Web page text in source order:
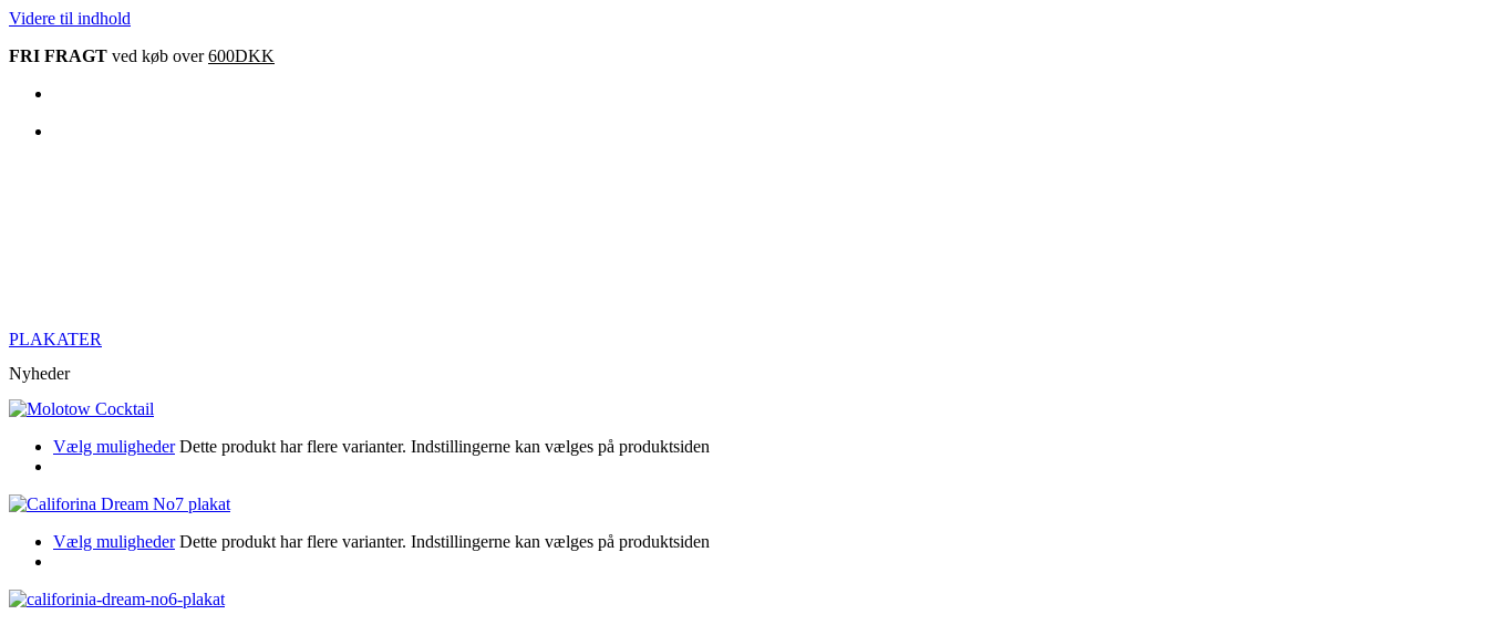
Videre til indhold
FRI FRAGT ved køb over600DKK
PLAKATER
Nyheder
Vælg muligheder Dette produkt har flere varianter. Indstillingerne kan vælges på produktsiden
Vælg muligheder Dette produkt har flere varianter. Indstillingerne kan vælges på produktsiden